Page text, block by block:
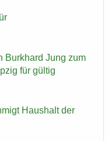
Burk­hard Jung zum
für gül­tig
Haus­halt der